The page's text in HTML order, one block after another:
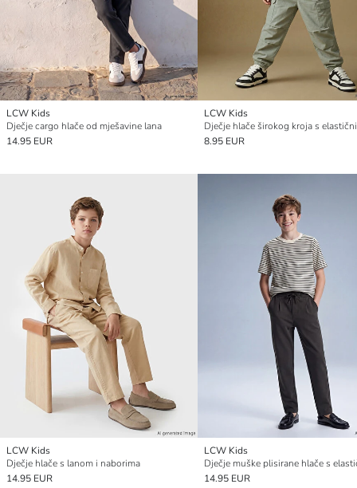
LCW Kids
Dječje cargo hlače od mješavine lana
14.95 EUR
LCW Kids
8.95 EUR
LCW Kids
Dječje hlače s lanom i naborima
14.95 EUR
LCW Kids
14.95 EUR